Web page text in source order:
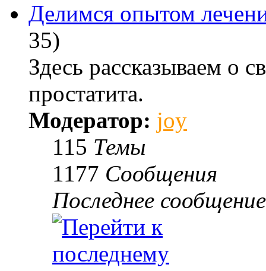
Делимся опытом
35)
Здесь рассказываем о
простатита.
Модератор: joy
115 Темы
1177 Сообщения
Последнее сообщение